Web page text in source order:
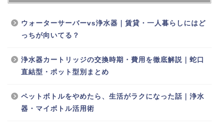
ウォーターサーバーvs浄水器｜賃貸・一人暮らしにはど
っちが向いてる？
浄水器カートリッジの交換時期・費用を徹底解説｜蛇口
直結型・ポット型別まとめ
ペットボトルをやめたら、生活がラクになった話｜浄水
器・マイボトル活用術